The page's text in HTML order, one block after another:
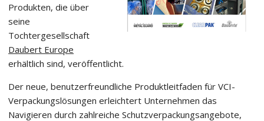
Produkten, die über
seine
Tochtergesellschaft
Daubert Europe
erhältlich sind, veröffentlicht.
Der neue, benutzerfreundliche Produktleitfaden für VCI-
Verpackungslösungen erleichtert Unternehmen das
Navigieren durch zahlreiche Schutzverpackungsangebote,